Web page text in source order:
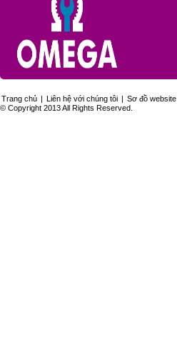
Trang chủ | Liên hệ với chúng tôi | Sơ đồ website
© Copyright 2013 All Rights Reserved.